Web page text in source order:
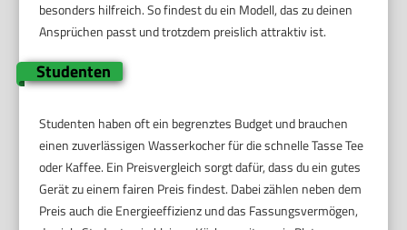
besonders hilfreich. So findest du ein Modell, das zu deinen
Ansprüchen passt und trotzdem preislich attraktiv ist.
Studenten
Studenten haben oft ein begrenztes Budget und brauchen
einen zuverlässigen Wasserkocher für die schnelle Tasse Tee
oder Kaffee. Ein Preisvergleich sorgt dafür, dass du ein gutes
Gerät zu einem fairen Preis findest. Dabei zählen neben dem
Preis auch die Energieeffizienz und das Fassungsvermögen,